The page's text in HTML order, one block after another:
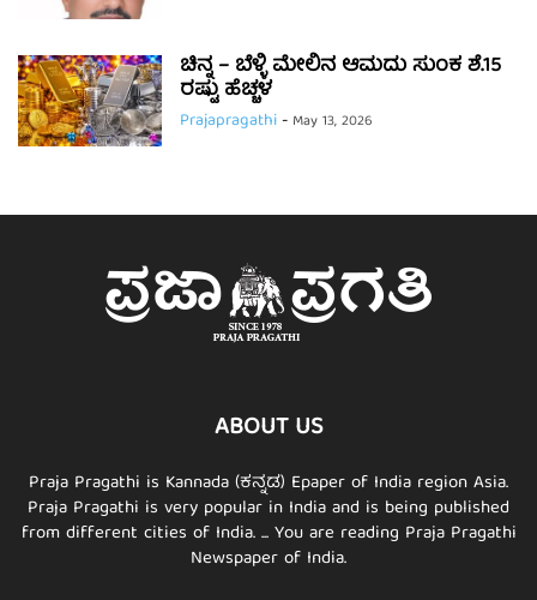
ಚಿನ್ನ – ಬೆಳ್ಳಿ ಮೇಲಿನ ಆಮದು ಸುಂಕ ಶೆ.15
ರಷ್ಟು ಹೆಚ್ಚಳ
Prajapragathi- May 13, 2026
ABOUT US
Praja Pragathi is Kannada (ಕನ್ನಡ) Epaper of India region Asia.
Praja Pragathi is very popular in India and is being published
from different cities of India. ... You are reading Praja Pragathi
Newspaper of India.